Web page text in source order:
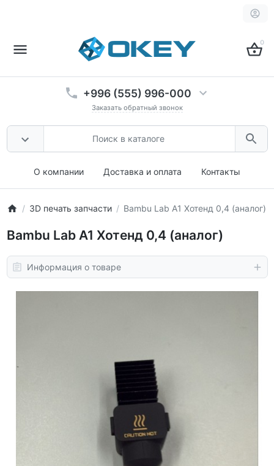
0
+996 (555) 996-000
Заказать обратный звонок
О компании Доставка и оплата Контакты
3D печать запчасти Bambu Lab A1 Хотенд 0,4 (аналог)
Bambu Lab A1 Хотенд 0,4 (аналог)
Информация о товаре